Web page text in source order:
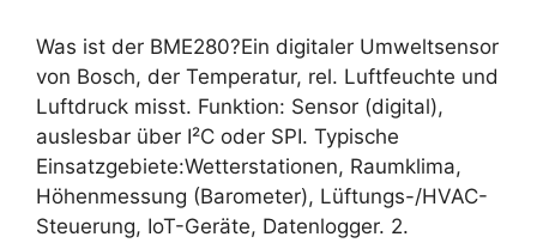
Was ist der BME280?Ein digitaler Umweltsensor
von Bosch, der Temperatur, rel. Luftfeuchte und
Luftdruck misst. Funktion: Sensor (digital),
auslesbar über I²C oder SPI. Typische
Einsatzgebiete:Wetterstationen, Raumklima,
Höhenmessung (Barometer), Lüftungs-/HVAC-
Steuerung, IoT-Geräte, Datenlogger. 2.